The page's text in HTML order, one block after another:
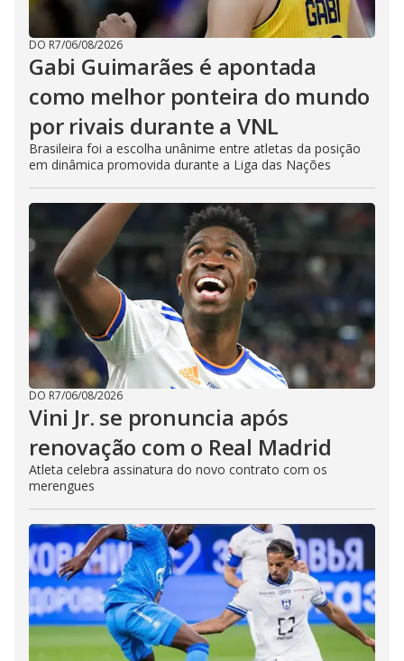
DO R7/06/08/2026
Gabi Guimarães é apontada
como melhor ponteira do mundo
por rivais durante a VNL
Brasileira foi a escolha unânime entre atletas da posição
em dinâmica promovida durante a Liga das Nações
DO R7/06/08/2026
Vini Jr. se pronuncia após
renovação com o Real Madrid
Atleta celebra assinatura do novo contrato com os
merengues